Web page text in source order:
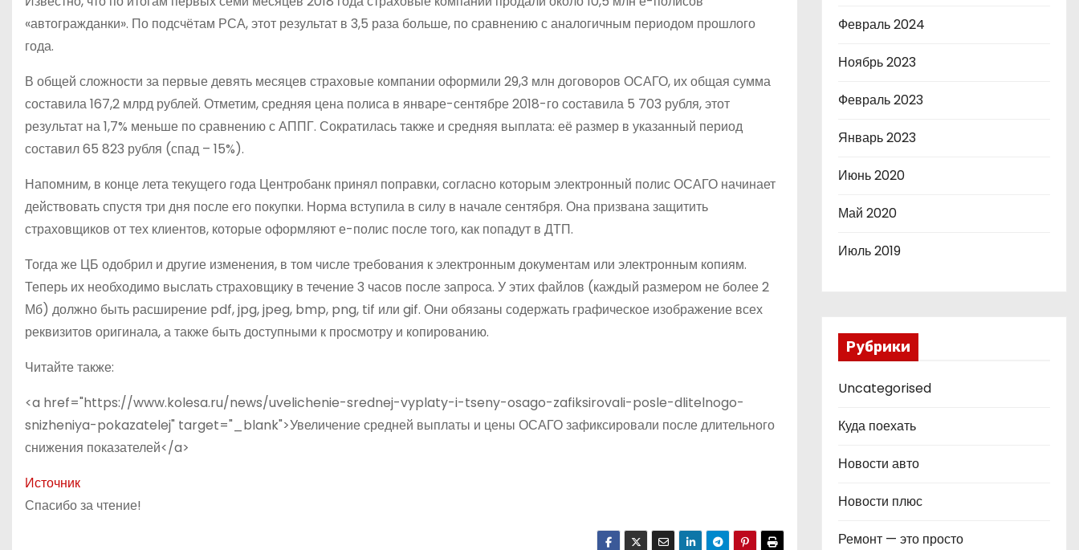
«автогражданки». По подсчётам РСА, этот результат в 3,5 раза больше, по сравнению с аналогичным периодом прошлого
года.
В общей сложности за первые девять месяцев страховые компании оформили 29,3 млн договоров ОСАГО, их общая сумма
составила 167,2 млрд рублей. Отметим, средняя цена полиса в январе-сентябре 2018-го составила 5 703 рубля, этот
результат на 1,7% меньше по сравнению с АППГ. Сократилась также и средняя выплата: её размер в указанный период
составил 65 823 рубля (спад – 15%).
Напомним, в конце лета текущего года Центробанк принял поправки, согласно которым электронный полис ОСАГО начинает
действовать спустя три дня после его покупки. Норма вступила в силу в начале сентября. Она призвана защитить
страховщиков от тех клиентов, которые оформляют е-полис после того, как попадут в ДТП.
Тогда же ЦБ одобрил и другие изменения, в том числе требования к электронным документам или электронным копиям.
Теперь их необходимо выслать страховщику в течение 3 часов после запроса. У этих файлов (каждый размером не более 2
Мб) должно быть расширение pdf, jpg, jpeg, bmp, png, tif или gif. Они обязаны содержать графическое изображение всех
реквизитов оригинала, а также быть доступными к просмотру и копированию.
Читайте также:
<a href="https://www.kolesa.ru/news/uvelichenie-srednej-vyplaty-i-tseny-osago-zafiksirovali-posle-dlitelnogo-
snizheniya-pokazatelej" target="_blank">Увеличение средней выплаты и цены ОСАГО зафиксировали после длительного
снижения показателей</a>
Источник
Спасибо за чтение!
Февраль 2024
Ноябрь 2023
Февраль 2023
Январь 2023
Июнь 2020
Май 2020
Июль 2019
Рубрики
Uncategorised
Куда поехать
Новости авто
Новости плюс
Ремонт — это просто